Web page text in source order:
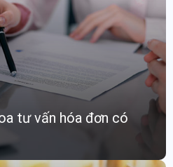
tư vấn hóa đơn có